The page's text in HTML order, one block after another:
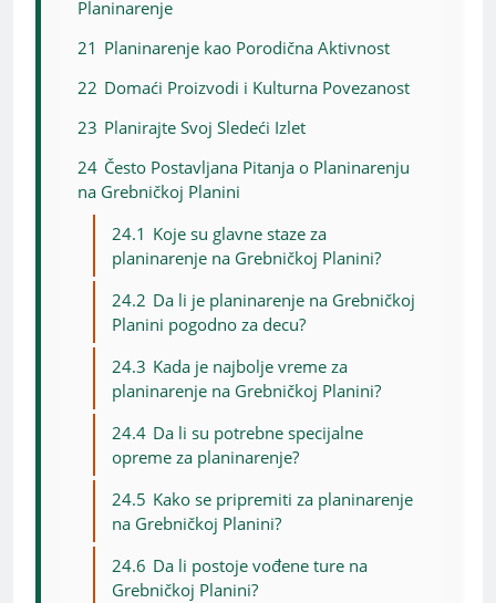
Planinarenje
21 Planinarenje kao Porodična Aktivnost
22 Domaći Proizvodi i Kulturna Povezanost
23 Planirajte Svoj Sledeći Izlet
24 Često Postavljana Pitanja o Planinarenju
na Grebničkoj Planini
24.1 Koje su glavne staze za
planinarenje na Grebničkoj Planini?
24.2 Da li je planinarenje na Grebničkoj
Planini pogodno za decu?
24.3 Kada je najbolje vreme za
planinarenje na Grebničkoj Planini?
24.4 Da li su potrebne specijalne
opreme za planinarenje?
24.5 Kako se pripremiti za planinarenje
na Grebničkoj Planini?
24.6 Da li postoje vođene ture na
Grebničkoj Planini?